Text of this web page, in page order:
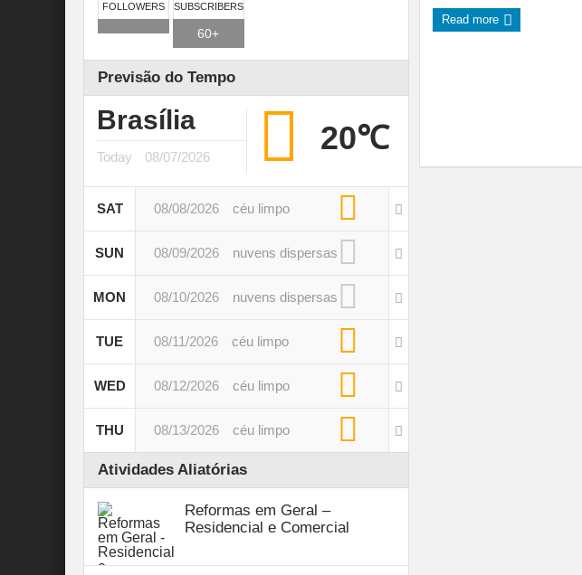
Read more
FOLLOWERS SUBSCRIBERS
60+
Previsão do Tempo
Brasília
Today 08/07/2026
20℃
SAT 08/08/2026 céu limpo
SUN 08/09/2026 nuvens dispersas
MON 08/10/2026 nuvens dispersas
TUE 08/11/2026 céu limpo
WED 08/12/2026 céu limpo
THU 08/13/2026 céu limpo
Atividades Aliatórias
Reformas em Geral –
Residencial e Comercial